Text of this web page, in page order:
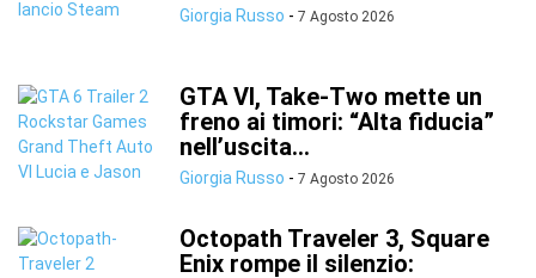
Giorgia Russo - 7 Agosto 2026
GTA VI, Take-Two mette un
freno ai timori: “Alta fiducia”
nell’uscita...
Giorgia Russo - 7 Agosto 2026
Octopath Traveler 3, Square
Enix rompe il silenzio: